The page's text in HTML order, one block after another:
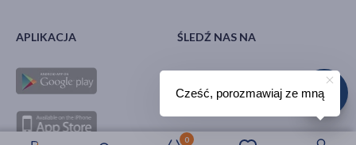
0
APLIKACJA ŚLEDŹ NAS NA
Cześć, porozmawiaj ze mną